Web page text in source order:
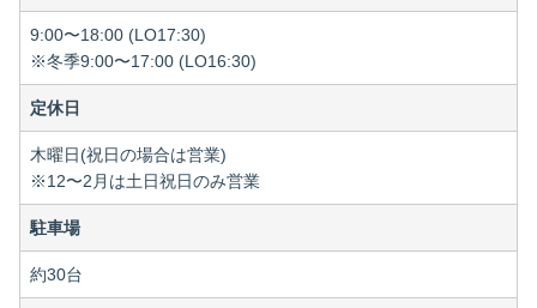
9:00〜18:00 (LO17:30)
※冬季9:00〜17:00 (LO16:30)
定休日
木曜日(祝日の場合は営業)
※12〜2月は土日祝日のみ営業
駐車場
約30台